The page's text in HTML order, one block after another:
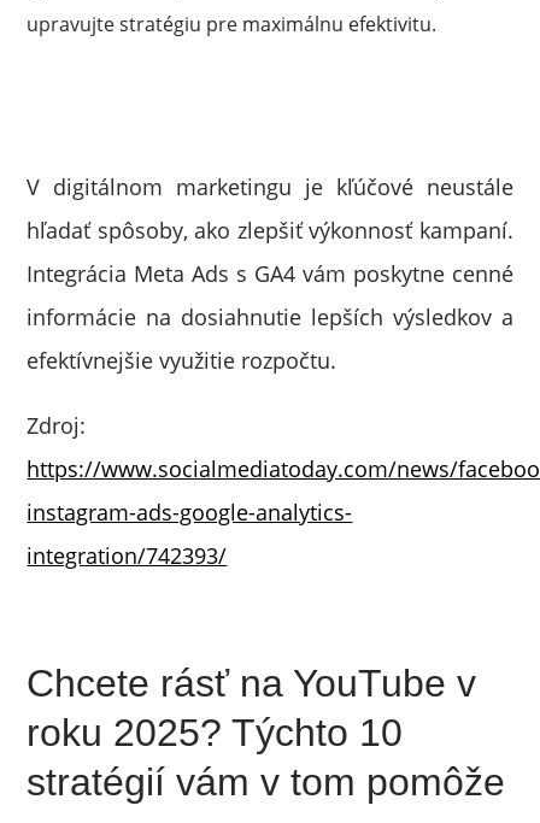
upravujte stratégiu pre maximálnu efektivitu.
V digitálnom marketingu je kľúčové neustále
hľadať spôsoby, ako zlepšiť výkonnosť kampaní.
Integrácia Meta Ads s GA4 vám poskytne cenné
informácie na dosiahnutie lepších výsledkov a
efektívnejšie využitie rozpočtu.
Zdroj:
https://www.socialmediatoday.com/news/
instagram-ads-google-analytics-
integration/742393/
Chcete rásť na YouTube v
roku 2025? Týchto 10
stratégií vám v tom pomôže